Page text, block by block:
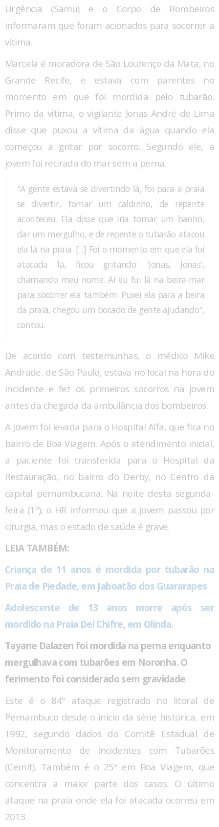
Urgência (Samu) e o Corpo de Bombeiros
informaram que foram acionados para socorrer a
vítima.
Marcela é moradora de São Lourenço da Mata, no
Grande Recife, e estava com parentes no
momento em que foi mordida pelo tubarão.
Primo da vítima, o vigilante Jonas André de Lima
disse que puxou a vítima da água quando ela
começou a gritar por socorro. Segundo ele, a
jovem foi retirada do mar sem a perna.
"A gente estava se divertindo lá, foi para a praia
se divertir, tomar um caldinho, de repente
aconteceu. Ela disse que iria tomar um banho,
dar um mergulho, e de repente o tubarão atacou
ela lá na praia. [...] Foi o momento em que ela foi
atacada lá, ficou gritando: 'Jonas, Jonas',
chamando meu nome. Aí eu fui lá na beira-mar
para socorrer ela também. Puxei ela para a beira
da praia, chegou um bocado de gente ajudando",
contou.
De acordo com testemunhas, o médico Mike
Andrade, de São Paulo, estava no local na hora do
incidente e fez os primeiros socorros na jovem
antes da chegada da ambulância dos bombeiros.
A jovem foi levada para o Hospital Alfa, que fica no
bairro de Boa Viagem. Após o atendimento inicial,
a paciente foi transferida para o Hospital da
Restauração, no bairro do Derby, no Centro da
capital pernambucana. Na noite desta segunda-
feira (1º), o HR informou que a jovem passou por
cirurgia, mas o estado de saúde é grave.
LEIA TAMBÉM:
Criança de 11 anos é mordida por tubarão na
Praia de Piedade, em Jaboatão dos Guararapes
Adolescente de 13 anos morre após ser
mordido na Praia Del Chifre, em Olinda.
Tayane Dalazen foi mordida na perna enquanto
mergulhava com tubarões em Noronha. O
ferimento foi considerado sem gravidade
Este é o 84º ataque registrado no litoral de
Pernambuco desde o início da série histórica, em
1992, segundo dados do Comitê Estadual de
Monitoramento de Incidentes com Tubarões
(Cemit). Também é o 25º em Boa Viagem, que
concentra a maior parte dos casos. O último
ataque na praia onde ela foi atacada ocorreu em
2013.